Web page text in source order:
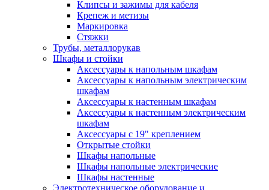
Клипсы и зажимы для кабеля
Крепеж и метизы
Маркировка
Стяжки
Трубы, металлорукав
Шкафы и стойки
Аксессуары к напольным шкафам
Аксессуары к напольным электрическим
шкафам
Аксессуары к настенным шкафам
Аксессуары к настенным электрическим
шкафам
Аксессуары с 19" креплением
Открытые стойки
Шкафы напольные
Шкафы напольные электрические
Шкафы настенные
Электротехническое оборудование и